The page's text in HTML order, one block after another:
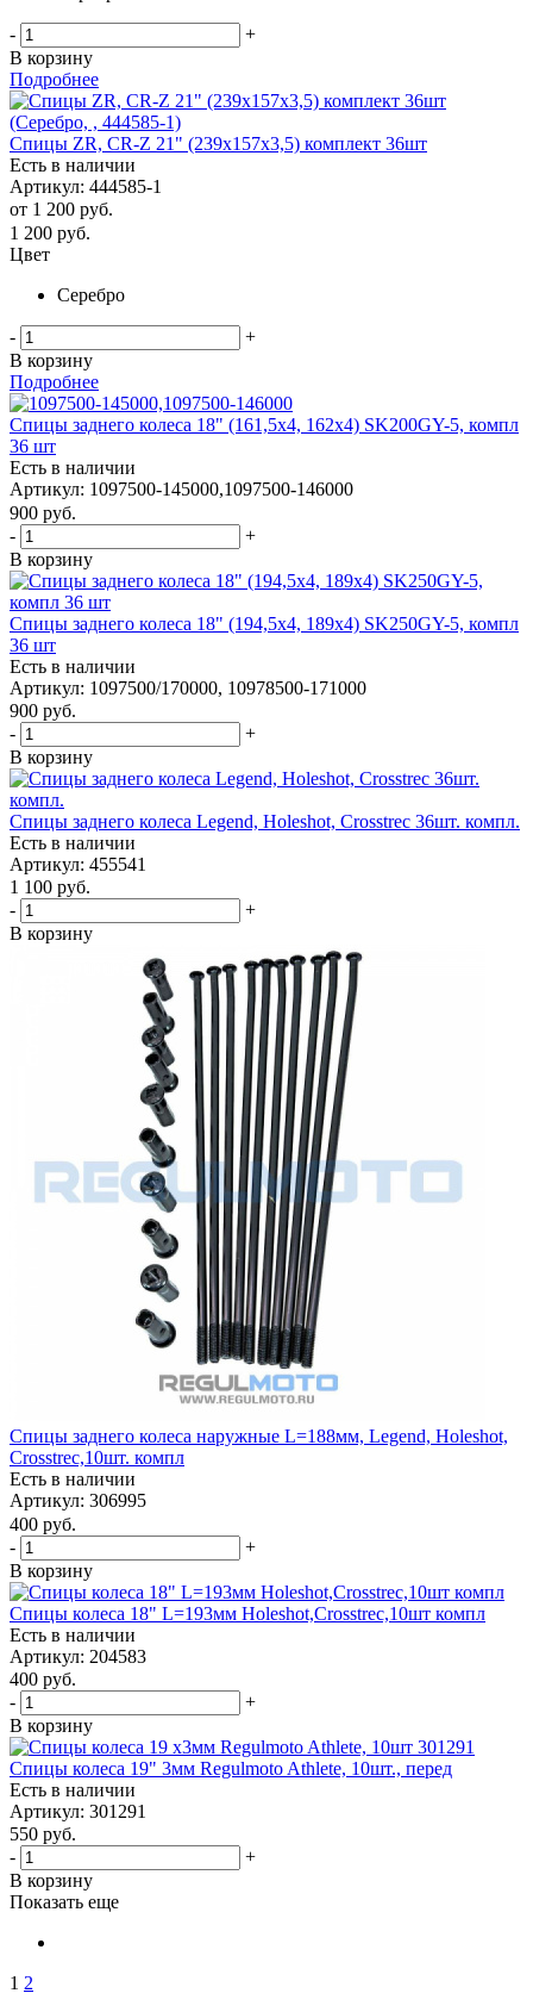
-
+
В корзину
Подробнее
Спицы ZR, CR-Z 21" (239х157х3,5) комплект 36шт
Есть в наличии
Артикул: 444585-1
от 1 200 руб.
1 200 руб.
Цвет
Серебро
-
+
В корзину
Подробнее
Спицы заднего колеса 18" (161,5x4, 162х4) SK200GY-5, компл
36 шт
Есть в наличии
Артикул: 1097500-145000,1097500-146000
900 руб.
-
+
В корзину
Спицы заднего колеса 18" (194,5x4, 189х4) SK250GY-5, компл
36 шт
Есть в наличии
Артикул: 1097500/170000, 10978500-171000
900 руб.
-
+
В корзину
Спицы заднего колеса Legend, Holeshot, Crosstrec 36шт. компл.
Есть в наличии
Артикул: 455541
1 100 руб.
-
+
В корзину
Спицы заднего колеса наружные L=188мм, Legend, Holeshot,
Crosstrec,10шт. компл
Есть в наличии
Артикул: 306995
400 руб.
-
+
В корзину
Спицы колеса 18" L=193мм Holeshot,Crosstrec,10шт компл
Есть в наличии
Артикул: 204583
400 руб.
-
+
В корзину
Спицы колеса 19" 3мм Regulmoto Athlete, 10шт., перед
Есть в наличии
Артикул: 301291
550 руб.
-
+
В корзину
Показать еще
1 2